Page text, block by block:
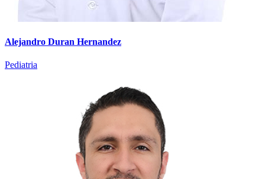
Alejandro Duran Hernandez
Pediatria